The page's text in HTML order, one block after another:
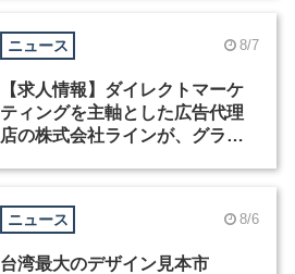
ニュース 8/7
【求人情報】ダイレクトマーケ
ティングを主軸とした広告代理
店の株式会社ラインが、グラフ
ニュース 8/6
台湾最大のデザイン見本市